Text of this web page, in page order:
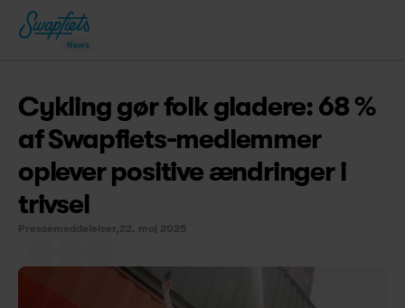
News
Cykling gør folk gladere: 68 %
af Swapfiets-medlemmer
oplever positive ændringer i
trivsel
Pressemeddelelser, 22. maj 2025